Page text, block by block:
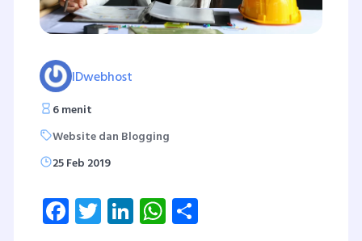
IDwebhost
6 menit
Website dan Blogging
25 Feb 2019
Facebook
Twitter
LinkedInWhatsApp